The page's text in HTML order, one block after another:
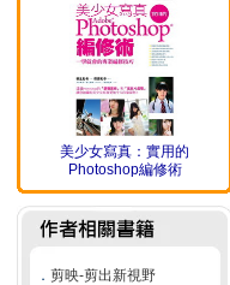
美少女寫真：實用的
Photoshop編修術
． 剪映-剪出新視野